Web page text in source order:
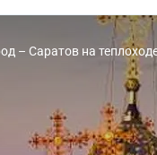
– Саратов на